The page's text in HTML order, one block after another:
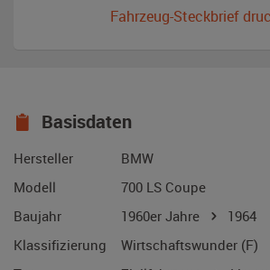
Fahrzeug-Steckbrief
Basisdaten
Hersteller
BMW
Modell
700 LS Coupe
Baujahr
1960er Jahre
1964
Klassifizierung
Wirtschaftswunder (F)